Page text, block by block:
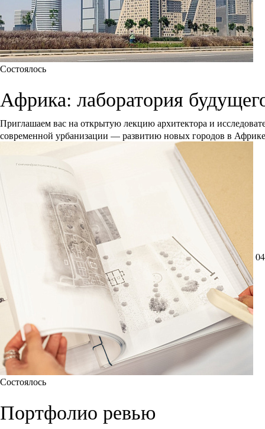
Состоялось
Африка: лаборатория
Приглашаем вас на открытую лекцию архитектора и
современной урбанизации — развитию новых городов в Африке
Состоялось
Портфолио ревью